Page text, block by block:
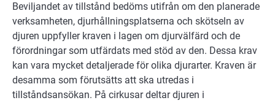
Beviljandet av tillstånd bedöms utifrån om den planerade
verksamheten, djurhållningsplatserna och skötseln av
djuren uppfyller kraven i lagen om djurvälfärd och de
förordningar som utfärdats med stöd av den. Dessa krav
kan vara mycket detaljerade för olika djurarter. Kraven är
desamma som förutsätts att ska utredas i
tillståndsansökan. På cirkusar deltar djuren i